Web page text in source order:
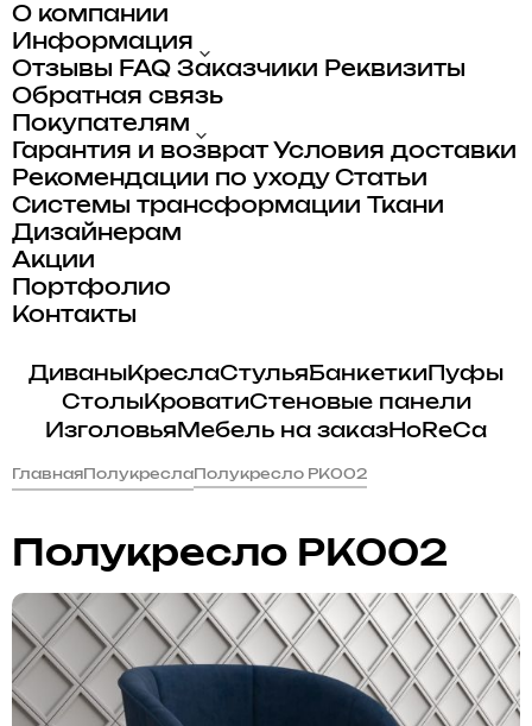
О компании
Информация
Отзывы FAQ Заказчики Реквизиты
Обратная связь
Покупателям
Гарантия и возврат Условия доставки
Рекомендации по уходу Статьи
Системы трансформации
Ткани
Дизайнерам
Акции
Портфолио
Контакты
ДиваныКреслаСтульяБанкеткиПуфы
СтолыКроватиСтеновые панели
Изголовья Мебель на заказHoReCa
ГлавнаяПолукреслаПолукресло PK002
Полукресло PK002